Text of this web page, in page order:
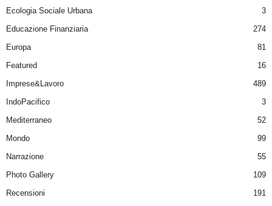
Ecologia Sociale Urbana
3
Educazione Finanziaria
274
Europa
81
Featured
16
Imprese&Lavoro
489
IndoPacifico
3
Mediterraneo
52
Mondo
99
Narrazione
55
Photo Gallery
109
Recensioni
191